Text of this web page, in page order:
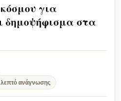
για
δημοψήφισμα στα
λεπτό ανάγνωσης